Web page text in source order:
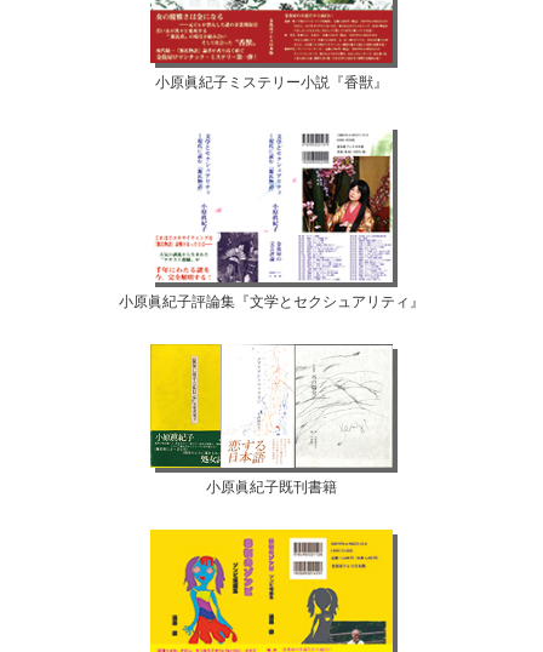
小原眞紀子ミステリー小説『香獣』
小原眞紀子評論集『文学とセクシュアリティ』
小原眞紀子既刊書籍